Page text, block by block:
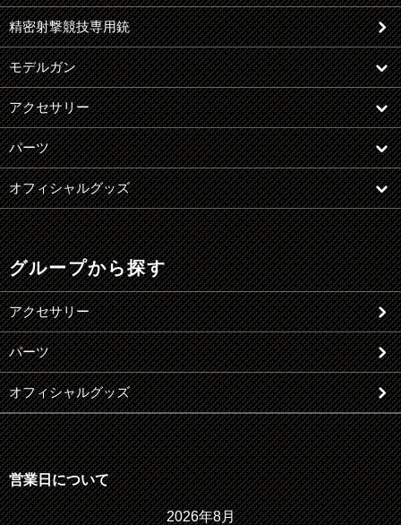
精密射撃競技専用銃
モデルガン
アクセサリー
パーツ
オフィシャルグッズ
グループから探す
アクセサリー
パーツ
オフィシャルグッズ
営業日について
2026年8月